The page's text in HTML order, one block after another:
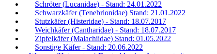
Schröter (Lucanidae) - Stand: 24.01.2022
Schwarzkäfer (Tenebrionidae) Stand: 21.01.2022
Stutzkäfer (Histeridae) - Stand: 18.07.2017
Weichkäfer (Cantharidae) - Stand: 18.07.2017
Zipfelkäfer (Malachiidae) Stand: 01.05.2022
Sonstige Käfer - Stand: 20.06.2022